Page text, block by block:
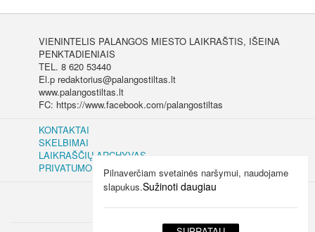
VIENINTELIS PALANGOS MIESTO LAIKRAŠTIS, IŠEINA
PENKTADIENIAIS
TEL. 8 620 53440
El.p redaktorius@palangostiltas.lt
www.palangostiltas.lt
FC: https://www.facebook.com/palangostiltas
KONTAKTAI
SKELBIMAI
LAIKRAŠČIŲ ARCHYVAS
PRIVATUMO IR SLAPUKŲ POLITIKA
Pilnaverčiam svetainės naršymui, naudojame
slapukus.Sužinoti daugiau